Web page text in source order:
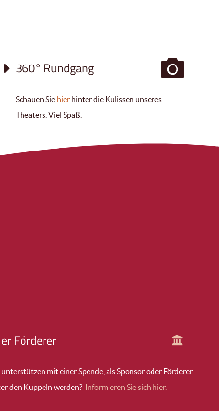
360° Rundgang
Schauen Sie hier hinter die Kulissen unseres
Theaters. Viel Spaß.
Förderer
mit einer Spende, als Sponsor oder Förderer
den Kuppeln werden? Informieren Sie sich hier.